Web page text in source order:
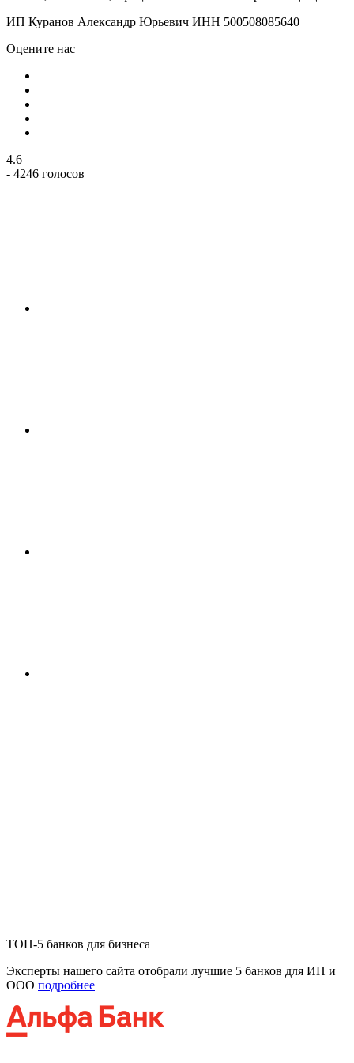
ИП Куранов Александр Юрьевич ИНН 500508085640
Оцените нас
4.6
- 4246 голосов
ТОП-5 банков для бизнеса
Эксперты нашего сайта отобрали лучшие 5 банков для ИП и
ООО подробнее